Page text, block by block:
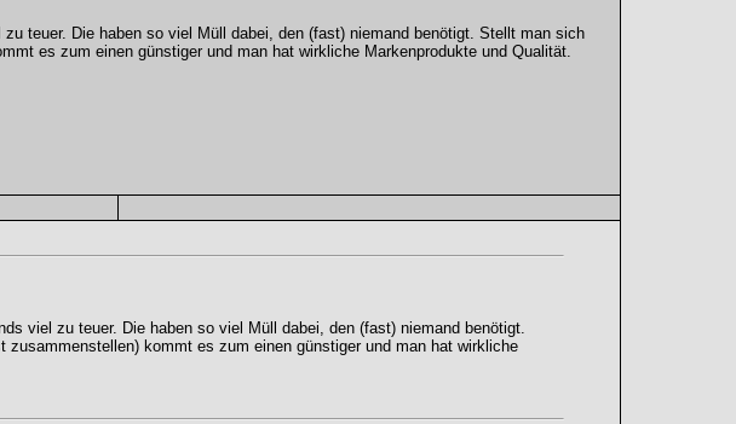
teuer. Die haben so viel Müll dabei, den (fast) niemand benötigt. Stellt man sich
es zum einen günstiger und man hat wirkliche Markenprodukte und Qualität.
viel zu teuer. Die haben so viel Müll dabei, den (fast) niemand benötigt.
kommt es zum einen günstiger und man hat wirkliche